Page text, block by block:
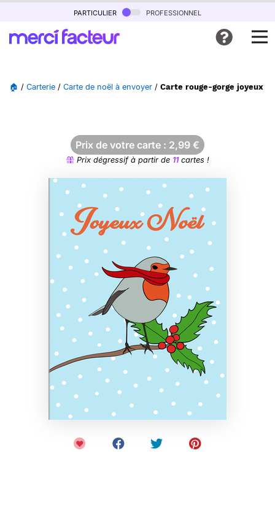
particulier professionnel
🏠 / Carterie / Carte de noël à envoyer / Carte rouge-gorge joyeux
Prix de votre carte : 2,99 €
Prix dégressif à partir de 11cartes !